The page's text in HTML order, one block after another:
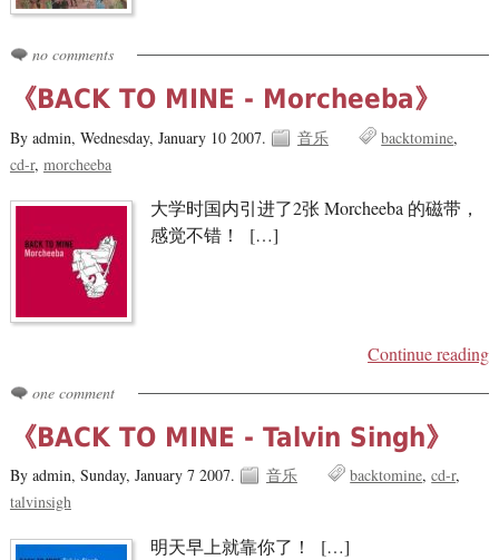
no comments
《BACK TO MINE - Morcheeba》
By admin, Wednesday, January 10 2007. 音乐
backtomine
cd-r morcheeba
大学时国内引进了2张 Morcheeba 的磁带，
感觉不错！ […]
Continue reading
one comment
《BACK TO MINE - Talvin Singh》
By admin, Sunday, January 7 2007. 音乐 backtomine cd-r
talvinsigh
明天早上就靠你了！ […]